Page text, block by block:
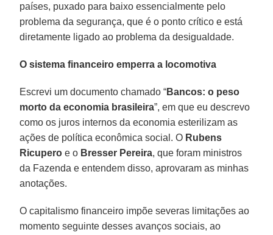
países, puxado para baixo essencialmente pelo
problema da segurança, que é o ponto crítico e está
diretamente ligado ao problema da desigualdade.
O sistema financeiro emperra a locomotiva
Escrevi um documento chamado “Bancos: o peso
morto da economia brasileira”, em que eu descrevo
como os juros internos da economia esterilizam as
ações de política econômica social. O Rubens
Ricupero e o Bresser Pereira, que foram ministros
da Fazenda e entendem disso, aprovaram as minhas
anotações.
O capitalismo financeiro impõe severas limitações ao
momento seguinte desses avanços sociais, ao